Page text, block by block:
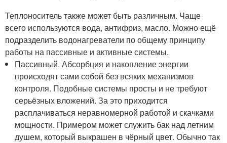
Теплоноситель также может быть различным. Чаще
всего используются вода, антифриз, масло. Можно ещё
подразделить водонагреватели по общему принципу
работы на пассивные и активные системы.
Пассивный. Абсорбция и накопление энергии
происходят сами собой без всяких механизмов
контроля. Подобные системы просты и не требуют
серьёзных вложений. За это приходится
расплачиваться неравномерной работой и скачками
мощности. Примером может служить бак над летним
душем, который выкрашен в чёрный цвет. Обычно так